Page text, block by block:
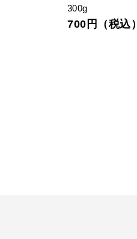
300g
700円（税込）